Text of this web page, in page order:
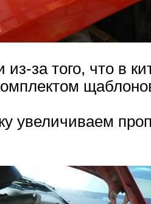
из-за того, что в
увеличиваем